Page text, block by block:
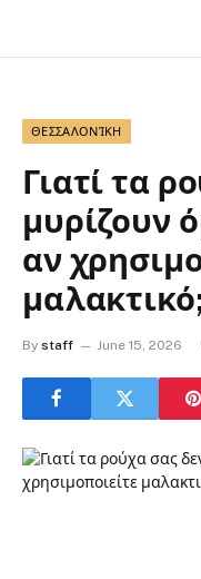
ΘΕΣΣΑΛΟΝΊΚΗ
Γιατί τα
μυρίζουν
αν
By staff June 15, 2026